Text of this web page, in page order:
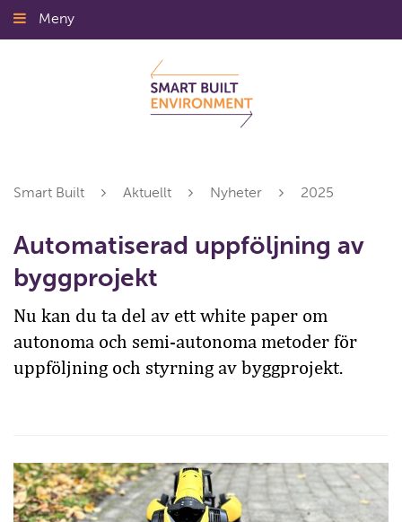
Gå
till
Meny
Smart Built Aktuellt Nyheter 2025
Automatiserad uppföljning av
byggprojekt
Nu kan du ta del av ett white paper om
autonoma och semi-autonoma metoder för
uppföljning och styrning av byggprojekt.